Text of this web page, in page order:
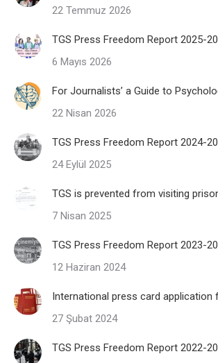
22 Temmuz 2026
TGS Press Freedom Report 2025-
6 Mayıs 2026
For Journalists’ a Guide to
22 Nisan 2026
TGS Press Freedom Report 2024-
24 Eylül 2025
TGS is prevented from visiting
7 Nisan 2025
TGS Press Freedom Report 2023-
12 Haziran 2024
International press card application
27 Şubat 2024
TGS Press Freedom Report 2022-